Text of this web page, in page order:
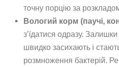
точну порцію за
Вологий корм (паучі,
з’їдатися одразу.
швидко засихають і
розмноження бактерій.